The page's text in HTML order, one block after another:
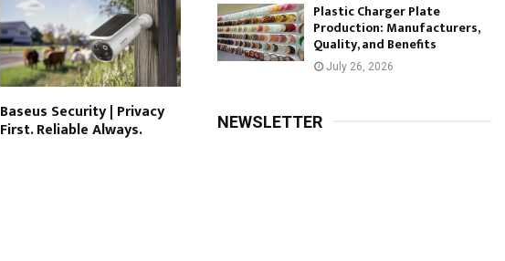
Baseus Security | Privacy
First. Reliable Always.
Plastic Charger Plate
Production: Manufacturers,
Quality, and Benefits
July 26, 2026
NEWSLETTER